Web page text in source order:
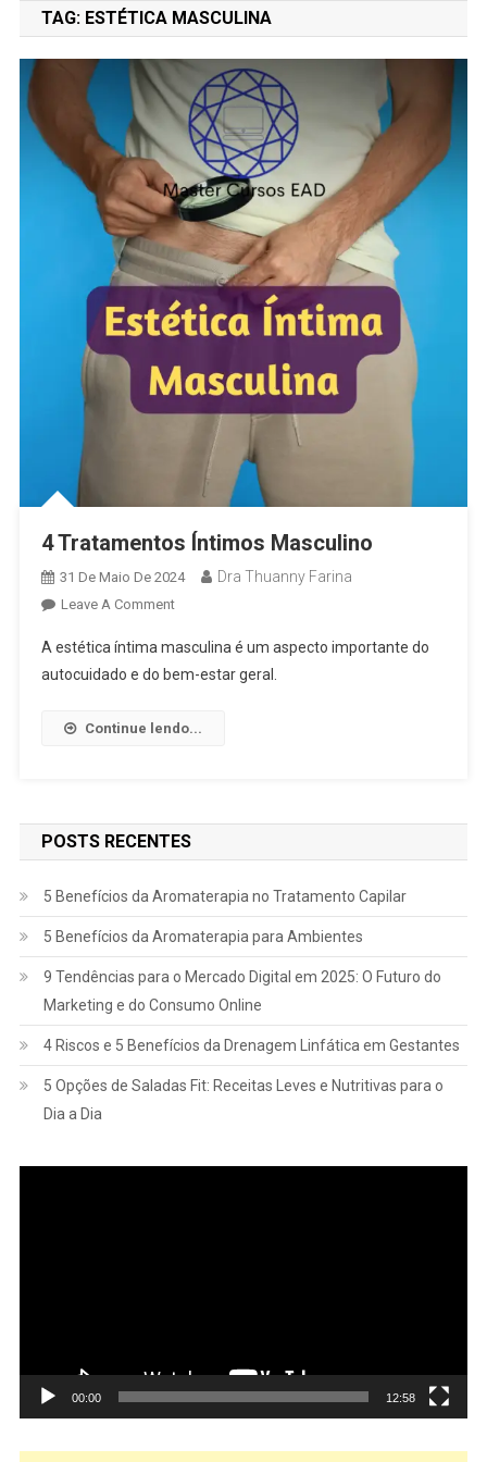
TAG: ESTÉTICA MASCULINA
4 Tratamentos Íntimos Masculino
31 De Maio De 2024 Dra Thuanny Farina
Leave A Comment
A estética íntima masculina é um aspecto importante do
autocuidado e do bem-estar geral.
Continue lendo...
POSTS RECENTES
5 Benefícios da Aromaterapia no Tratamento Capilar
5 Benefícios da Aromaterapia para Ambientes
9 Tendências para o Mercado Digital em 2025: O Futuro do
Marketing e do Consumo Online
4 Riscos e 5 Benefícios da Drenagem Linfática em Gestantes
5 Opções de Saladas Fit: Receitas Leves e Nutritivas para o
Dia a Dia
00:00 12:58